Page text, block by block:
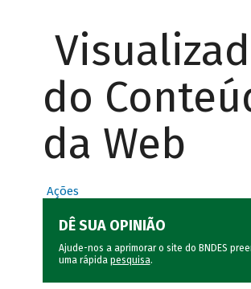
do
da Web
Ações
DÊ SUA OPINIÃO
Ajude-nos a aprimorar o site do BNDES
uma rápida pesquisa.